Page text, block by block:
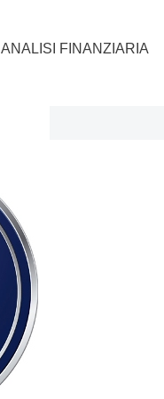
ANALISI FINANZIARIA